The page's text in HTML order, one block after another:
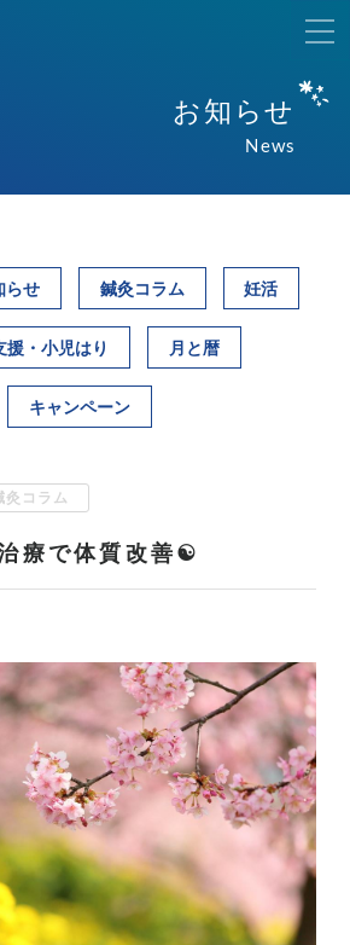
お知らせ
News
らせ 鍼灸コラム 妊活
援・小児はり 月と暦
キャンペーン
灸コラム
療で体質改善☯